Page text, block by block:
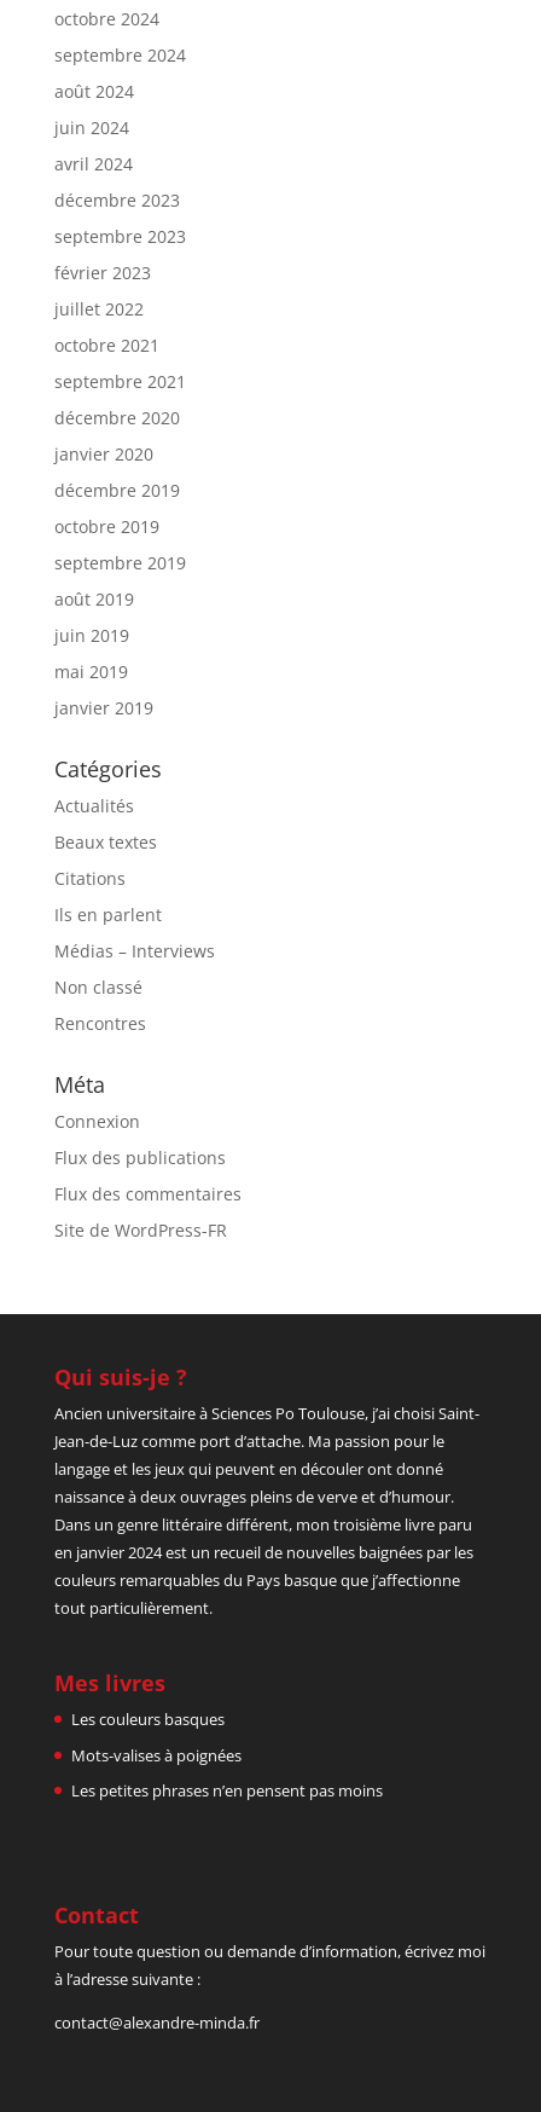
octobre 2024
septembre 2024
août 2024
juin 2024
avril 2024
décembre 2023
septembre 2023
février 2023
juillet 2022
octobre 2021
septembre 2021
décembre 2020
janvier 2020
décembre 2019
octobre 2019
septembre 2019
août 2019
juin 2019
mai 2019
janvier 2019
Catégories
Actualités
Beaux textes
Citations
Ils en parlent
Médias – Interviews
Non classé
Rencontres
Méta
Connexion
Flux des publications
Flux des commentaires
Site de WordPress-FR
Qui suis-je ?
Ancien universitaire à Sciences Po Toulouse, j’ai choisi Saint-
Jean-de-Luz comme port d’attache. Ma passion pour le
langage et les jeux qui peuvent en découler ont donné
naissance à deux ouvrages pleins de verve et d’humour.
Dans un genre littéraire différent, mon troisième livre paru
en janvier 2024 est un recueil de nouvelles baignées par les
couleurs remarquables du Pays basque que j’affectionne
tout particulièrement.
Mes livres
Les couleurs basques
Mots-valises à poignées
Les petites phrases n’en pensent pas moins
Contact
Pour toute question ou demande d’information, écrivez moi
à l’adresse suivante :
contact@alexandre-minda.fr